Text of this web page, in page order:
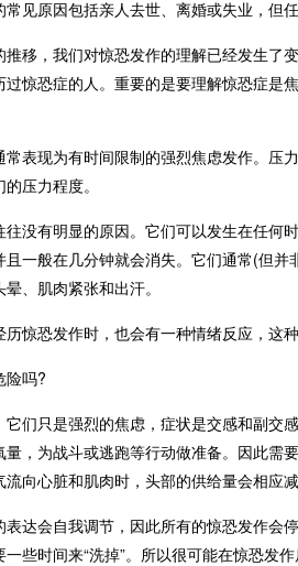
见原因包括亲人去世、离婚或失业，但
推移，我们对惊恐发作的理解已经发生了
过惊恐症的人。重要的是要理解惊恐症是
常表现为有时间限制的强烈焦虑发作。压
压力程度。
往没有明显的原因。它们可以发生在任何
且一般在几分钟就会消失。它们通常(但
、肌肉紧张和出汗。
历惊恐发作时，也会有一种情绪反应，这
险吗?
它们只是强烈的焦虑，症状是交感和副交
量，为战斗或逃跑等行动做准备。因此需
向心脏和肌肉时，头部的供给量会相应
表达会自我调节，因此所有的惊恐发作会
一些时间来“洗掉”。所以很可能在惊恐发